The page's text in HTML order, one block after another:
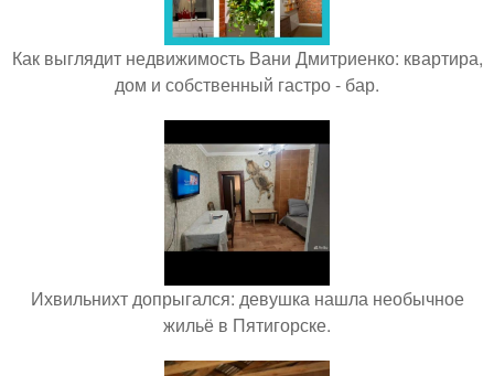
Как выглядит недвижимость Вани Дмитриенко: квартира,
дом и собственный гастро - бар.
Ихвильнихт допрыгался: девушка нашла необычное
жильё в Пятигорске.